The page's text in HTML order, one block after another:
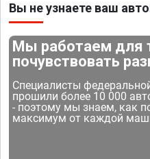
Вы не узнаете ваш
Мы работаем для
почувствовать
Специалисты
прошили более 10 000
- поэтому мы знаем, как
максимум от каждой